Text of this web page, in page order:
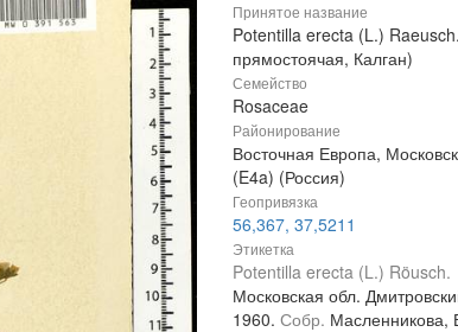
Принятое название
Potentilla erecta (L.)
прямостоячая, Калган)
Семейство
Rosaceae
Районирование
Восточная Европа,
(E4a) (Россия)
Геопривязка
56,367, 37,5211
Этикетка
Potentilla erecta (L.) Röusch.
Московская обл.
1960. Собр. Масленникова,